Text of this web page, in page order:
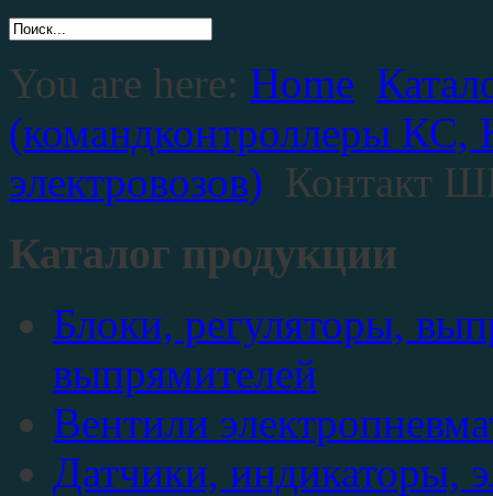
You are here: Home
(командконтроллеры
электровозов) Контакт
Каталог продукции
Блоки, регуляторы,
выпрямителей
Вентили
Датчики, индикаторы,